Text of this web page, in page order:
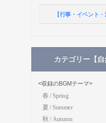
【行事・イベント
カテゴリー【自
<収録のBGMテーマ>
春 / Spring
夏 / Summer
秋 / Autumn